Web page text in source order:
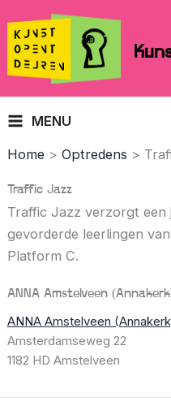
content
MENU
Home Optredens
Traffic Jazz
Traffic Jazz verzorgt een
gevorderde leerlingen
Platform C.
ANNA Amstelveen
ANNA Amstelveen
Amsterdamseweg 22
1182 HD Amstelveen